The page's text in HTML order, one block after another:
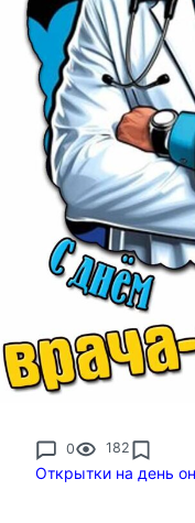
0 182
Открытки на день